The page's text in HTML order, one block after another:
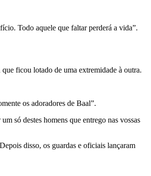
Todo aquele que faltar perderá a vida”.
ficou lotado de uma extremidade à outra.
os adoradores de Baal”.
só destes homens que entrego nas vossas
disso, os guardas e oficiais lançaram